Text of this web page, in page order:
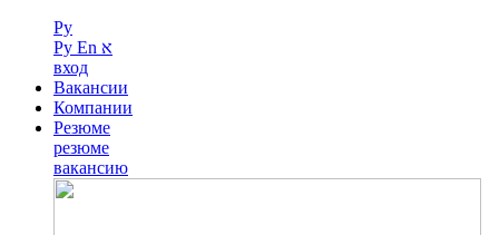
Ру
Ру En א
вход
Вакансии
Компании
Резюме
резюме
вакансию